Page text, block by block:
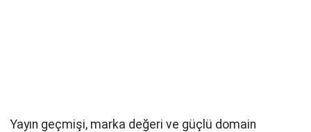
Yayın geçmişi, marka değeri ve güçlü domain